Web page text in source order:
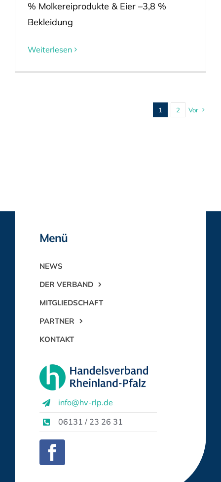
% Molkereiprodukte & Eier –3,8 %
Bekleidung
Weiterlesen
1 2 Vor
Menü
NEWS
DER VERBAND
MITGLIEDSCHAFT
PARTNER
KONTAKT
info@hv-rlp.de
06131 / 23 26 31